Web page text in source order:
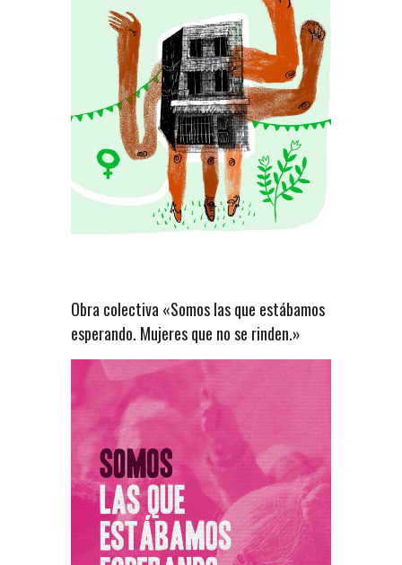
Obra colectiva «Somos las que estábamos
esperando. Mujeres que no se rinden.»